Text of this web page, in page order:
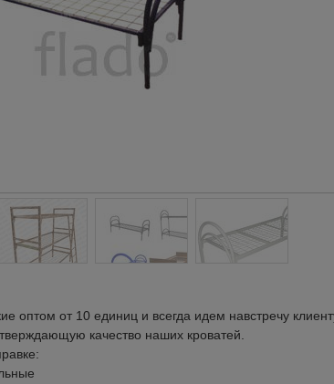
оптом от 10 единиц и всегда идем навстречу
качество наших кроватей.